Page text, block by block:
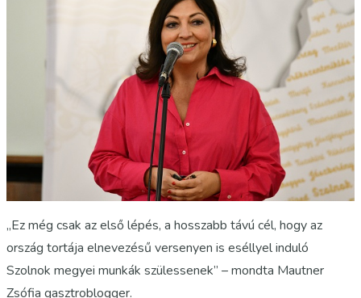
„Ez még csak az első lépés, a hosszabb távú cél, hogy az
ország tortája elnevezésű versenyen is eséllyel induló
Szolnok megyei munkák szülessenek” – mondta Mautner
Zsófia gasztroblogger.